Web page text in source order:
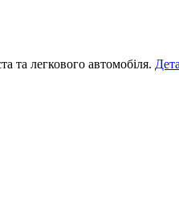
та легкового автомобіля.